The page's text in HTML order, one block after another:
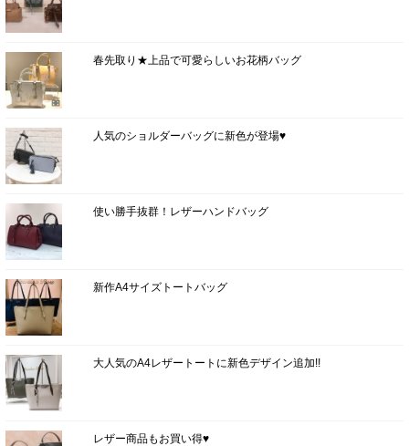
春先取り★上品で可愛らしいお花柄バッグ
人気のショルダーバッグに新色が登場♥
使い勝手抜群！レザーハンドバッグ
新作A4サイズトートバッグ
大人気のA4レザートートに新色デザイン追加!!
レザー商品もお買い得♥